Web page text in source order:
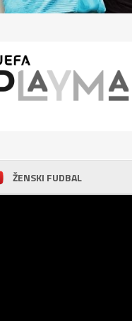
ŽENSKI FUDBAL